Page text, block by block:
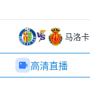
马洛卡
高清直播